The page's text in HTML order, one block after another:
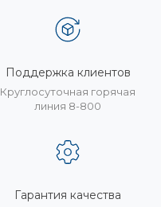
Поддержка клиентов
Круглосуточная горячая
линия 8-800
Гарантия качества